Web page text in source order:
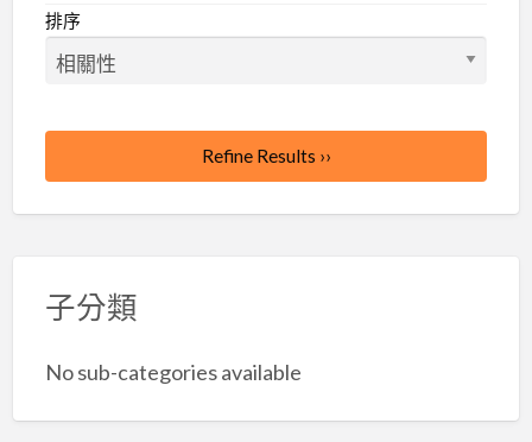
排序
Refine Results ››
子分類
No sub-categories available